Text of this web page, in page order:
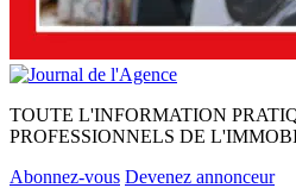
TOUTE L'INFORMATION
PROFESSIONNELS DE
Abonnez-vous Devenez annonceur